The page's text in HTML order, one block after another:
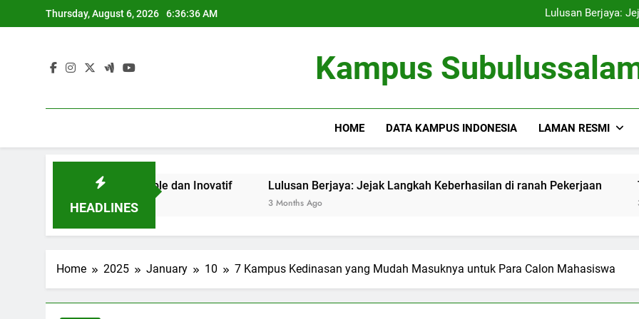
to
Thursday, August 6, 2026 6:36:37 AM
Lulusan Berjaya:
Tugas Biro Karier
Lulusan Berjaya:
Tugas Biro Karier
Kampus
HOME DATA KAMPUS INDONESIA LAMAN RESMI
HEADLINES
Sustainable dan Inovatif Lulusan Berjaya: Jejak Langkah Keberhasilan di ranah Pekerjaan Tugas Biro
Home 2025 January 10 7 Kampus Kedinasan yang Mudah Masuknya untuk Para Calon Mahasiswa